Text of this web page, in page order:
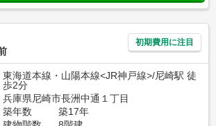
初期費用に注目
東海道本線・山陽本線<JR神戸線>/尼崎駅 徒
歩2分
兵庫県尼崎市長洲中通１丁目
築年数
築17年